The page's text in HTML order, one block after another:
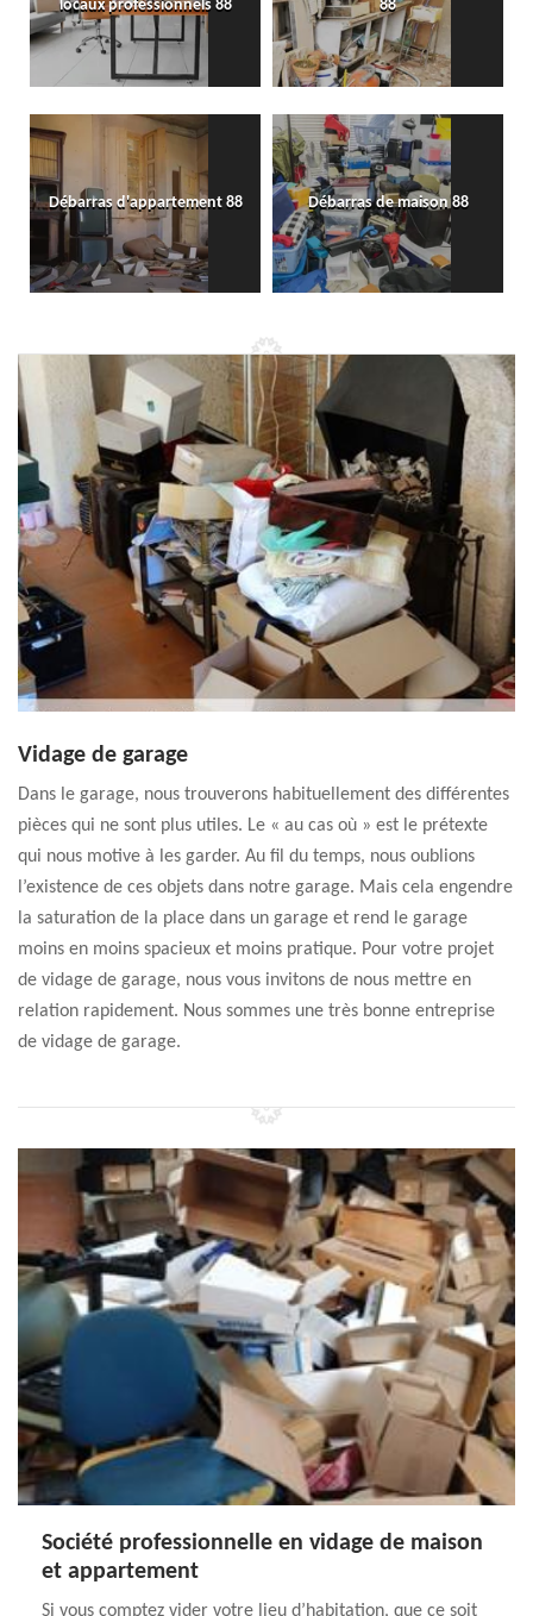
locaux professionnels 88
88
Débarras d'appartement 88 Débarras de maison 88
Vidage de garage
Dans le garage, nous trouverons habituellement des différentes
pièces qui ne sont plus utiles. Le « au cas où » est le prétexte
qui nous motive à les garder. Au fil du temps, nous oublions
l’existence de ces objets dans notre garage. Mais cela engendre
la saturation de la place dans un garage et rend le garage
moins en moins spacieux et moins pratique. Pour votre projet
de vidage de garage, nous vous invitons de nous mettre en
relation rapidement. Nous sommes une très bonne entreprise
de vidage de garage.
Société professionnelle en vidage de maison
et appartement
Si vous comptez vider votre lieu d’habitation, que ce soit